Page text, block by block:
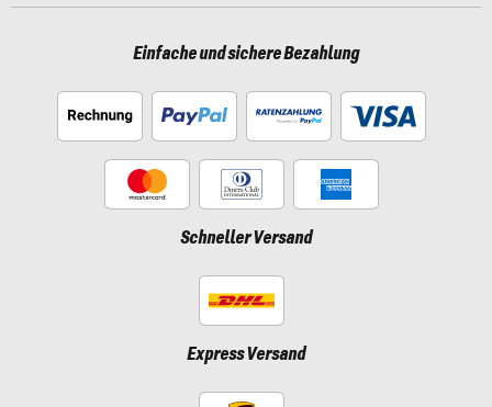
Einfache und sichere Bezahlung
Schneller Versand
Express Versand